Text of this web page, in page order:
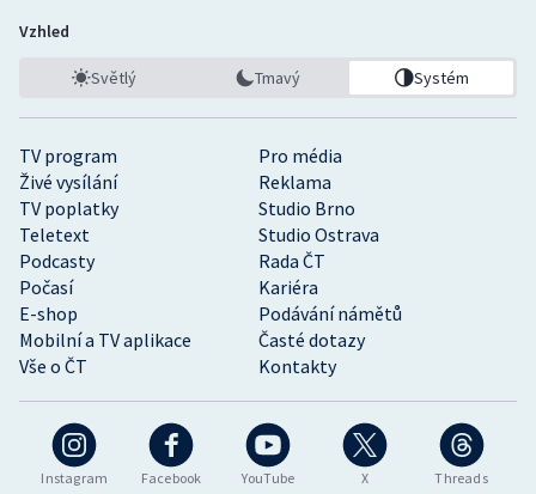
Instagram Facebook YouTube X Threads
TV program
Pro média
Živé vysílání
Reklama
TV poplatky
Studio Brno
Teletext
Studio Ostrava
Podcasty
Rada ČT
Počasí
Kariéra
E-shop
Podávání námětů
Mobilní a TV aplikace
Časté dotazy
Vše o ČT
Kontakty
Vzhled
Světlý Tmavý Systém